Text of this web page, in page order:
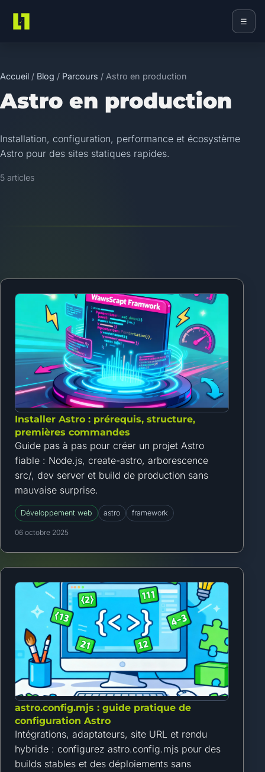
Loriginal ☰
Accueil / Blog / Parcours / Astro en production
Astro en production
Installation, configuration, performance et écosystème
Astro pour des sites statiques rapides.
5 articles
Installer Astro : prérequis, structure,
premières commandes
Guide pas à pas pour créer un projet Astro
fiable : Node.js, create-astro, arborescence
src/, dev server et build de production sans
mauvaise surprise.
Développement web astro framework
06 octobre 2025
astro.config.mjs : guide pratique de
configuration Astro
Intégrations, adaptateurs, site URL et rendu
hybride : configurez astro.config.mjs pour des
builds stables et des déploiements sans